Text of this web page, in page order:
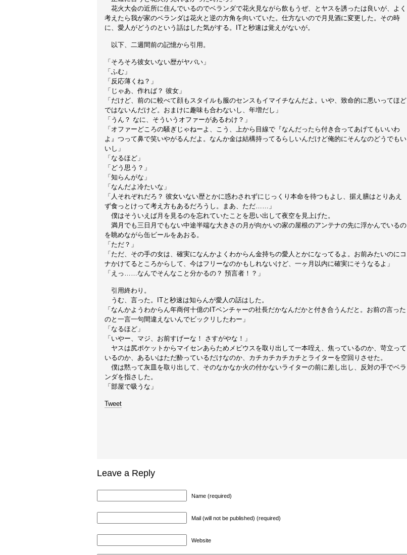
花火大会の近所に住んでいるのでベランダで花火見ながら飲もうぜ、とヤスを誘ったは良いが、よく
考えたら我が家のベランダは花火と逆の方角を向いていた。仕方ないので月見酒に変更した。その時
に、愛人がどうのという話はした気がする。ITと秒速は覚えがないが。
以下、二週間前の記憶から引用。
「そろそろ彼女いない歴がヤバい」
「ふむ」
「反応薄くね？」
「じゃあ、作れば？ 彼女」
「だけど、前のに較べて顔もスタイルも服のセンスもイマイチなんだよ。いや、致命的に悪いってほど
ではないんだけど。おまけに趣味も合わないし、年増だし」
「うん？ なに、そういうオファーがあるわけ？」
「オファーどころの騒ぎじゃねーよ、こう、上から目線で『なんだったら付き合ってあげてもいいわ
よ』つって鼻で笑いやがるんだよ。なんか金は結構持ってるらしいんだけど俺的にそんなのどうでもい
いし」
「なるほど」
「どう思う？」
「知らんがな」
「なんだよ冷たいな」
「人それぞれだろ？ 彼女いない歴とかに惑わされずにじっくり本命を待つもよし、据え膳はとりあえ
ず食っとけって考え方もあるだろうし。まあ、ただ……」
僕はそういえば月を見るのを忘れていたことを思い出して夜空を見上げた。
満月でも三日月でもない中途半端な大きさの月が向かいの家の屋根のアンテナの先に浮かんでいるの
を眺めながら缶ビールをあおる。
「ただ？」
「ただ、その手の女は、確実になんかよくわからん金持ちの愛人とかになってるよ。お前みたいのにコ
ナかけてるところからして、今はフリーなのかもしれないけど、一ヶ月以内に確実にそうなるよ」
「えっ……なんでそんなこと分かるの？ 預言者！？」
引用終わり。
うむ、言った。ITと秒速は知らんが愛人の話はした。
「なんかようわからん年商何十億のITベンチャーの社長だかなんだかと付き合うんだと。お前の言った
のと一言一句間違えないんでビックリしたわー」
「なるほど」
「いやー、マジ、お前すげーな！ さすがやな！」
ヤスは尻ポケットからマイセンあらためメビウスを取り出して一本咥え、焦っているのか、苛立って
いるのか、あるいはただ酔っているだけなのか、カチカチカチカチとライターを空回りさせた。
僕は黙って灰皿を取り出して、そのなかなか火の付かないライターの前に差し出し、反対の手でベラ
ンダを指さした。
「部屋で吸うな」
Tweet
Leave a Reply
Name (required)
Mail (will not be published) (required)
Website